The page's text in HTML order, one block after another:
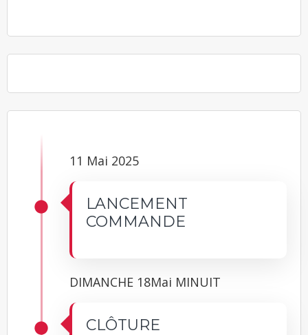
11 Mai 2025
LANCEMENT
COMMANDE
DIMANCHE 18Mai MINUIT
CLÔTURE